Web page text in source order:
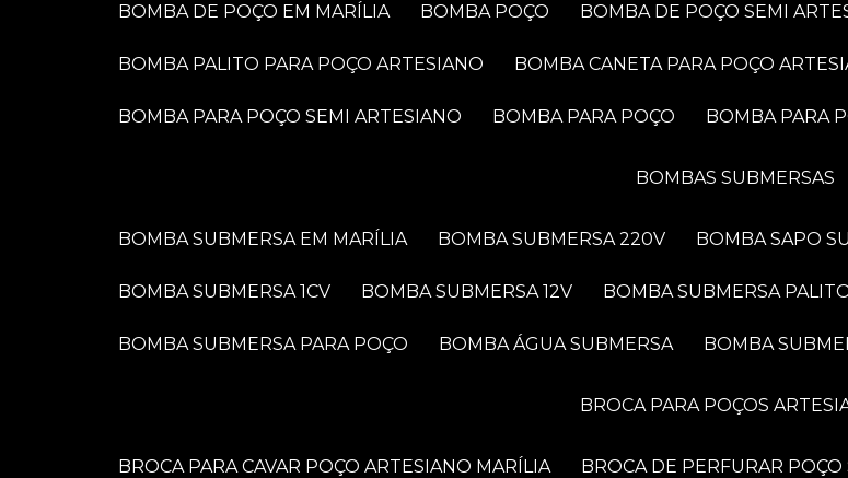
BOMBA DE POÇO EM MARÍLIA BOMBA POÇO BOMBA DE POÇO SEMI
BOMBA PALITO PARA POÇO ARTESIANO BOMBA CANETA PARA POÇO
BOMBA PARA POÇO SEMI ARTESIANO BOMBA PARA POÇO BOMBA PARA
BOMBAS SUBMERSAS
BOMBA SUBMERSA EM MARÍLIA BOMBA SUBMERSA 220V BOMBA SAPO
BOMBA SUBMERSA 1CV BOMBA SUBMERSA 12V BOMBA SUBMERSA
BOMBA SUBMERSA PARA POÇO BOMBA ÁGUA SUBMERSA BOMBA
BROCA PARA POÇOS
BROCA PARA CAVAR POÇO ARTESIANO MARÍLIA BROCA DE PERFURAR